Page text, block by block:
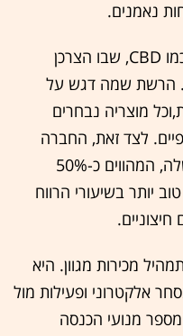
נאמנים.
הבידול הזה חשוב במיוחד בענף כמו CBD, שבו הצרכן
הרשת שמה דגש על
מוצריה נבחרים
לצד זאת, החברה
פיתחה גם גם מותגים פרטיים משלה, המהווים כ-50%
יותר בשיעורי הרווח
מכירות מגוון. היא
אלקטרוני ופעילות מול
מספר מנועי הכנסה